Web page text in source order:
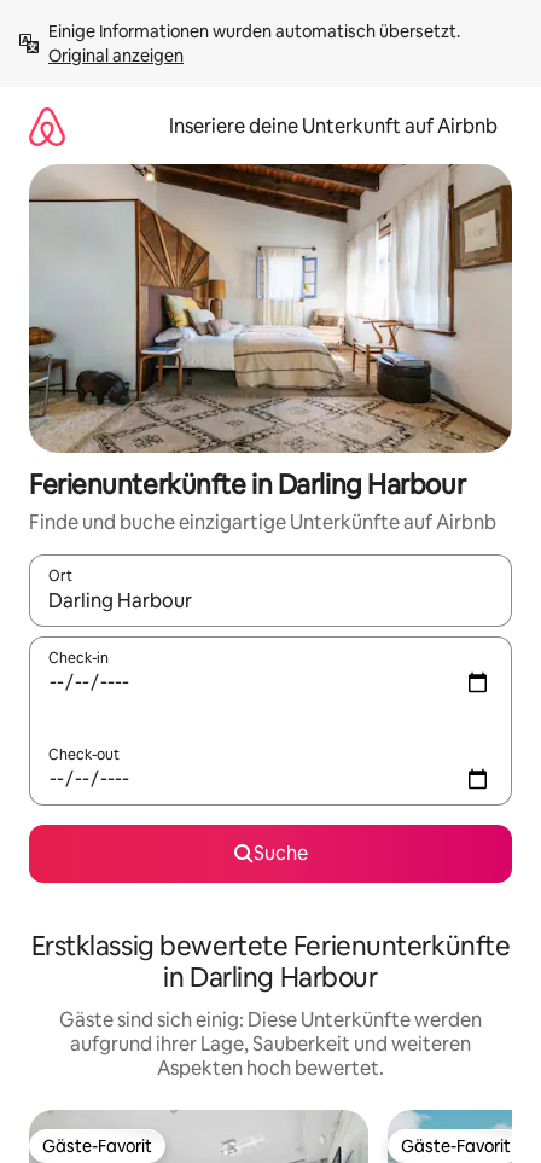
Inhalten
springenOriginal anzeigen
Inseriere deine Unterkunft auf Airbnb
Ferienunterkünfte in Darling Harbour
Finde und buche einzigartige Unterkünfte auf Airbnb
Ort
Wenn Ergebnisse verfügbar sind, navigiere mit den
Check-in
Check-out
Suche
Erstklassig bewertete Ferienunterkünfte
in Darling Harbour
Gäste sind sich einig: Diese Unterkünfte werden
aufgrund ihrer Lage, Sauberkeit und weiteren
Aspekten hoch bewertet.
Gäste-Favorit
Gäste-Favorit Gäste-Favorit
Gäste-Favorit